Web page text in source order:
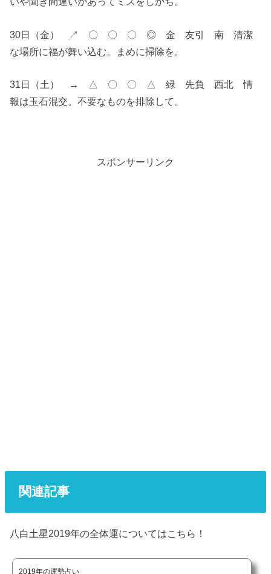
30日（金） ↗︎ 〇 〇 〇 ◎ 金 友引 南 清潔
な場所に福が舞い込む。まめに掃除を。
31日（土） → △ 〇 〇 △ 緑 先負 西北 情
報は玉石混交。不要なものを排除して。
スポンサーリンク
関連記事
八白土星2019年の全体運についてはこちら！
2019年の運勢占い